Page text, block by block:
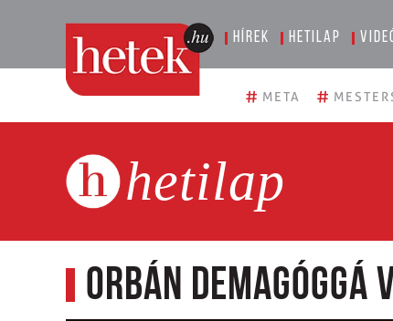
Hírek Hetilap
# META #
hetilap
Orbán demagóggá